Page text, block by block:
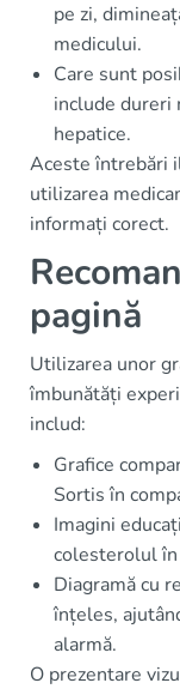
pe zi,
medicului.
Care sunt
include dureri
hepatice.
Aceste întrebări
utilizarea
informați corect.
pagină
Utilizarea unor
îmbunătăți
includ:
Grafice
Sortis în
Imagini
colesterolul
Diagramă cu
înțeles,
alarmă.
O prezentare